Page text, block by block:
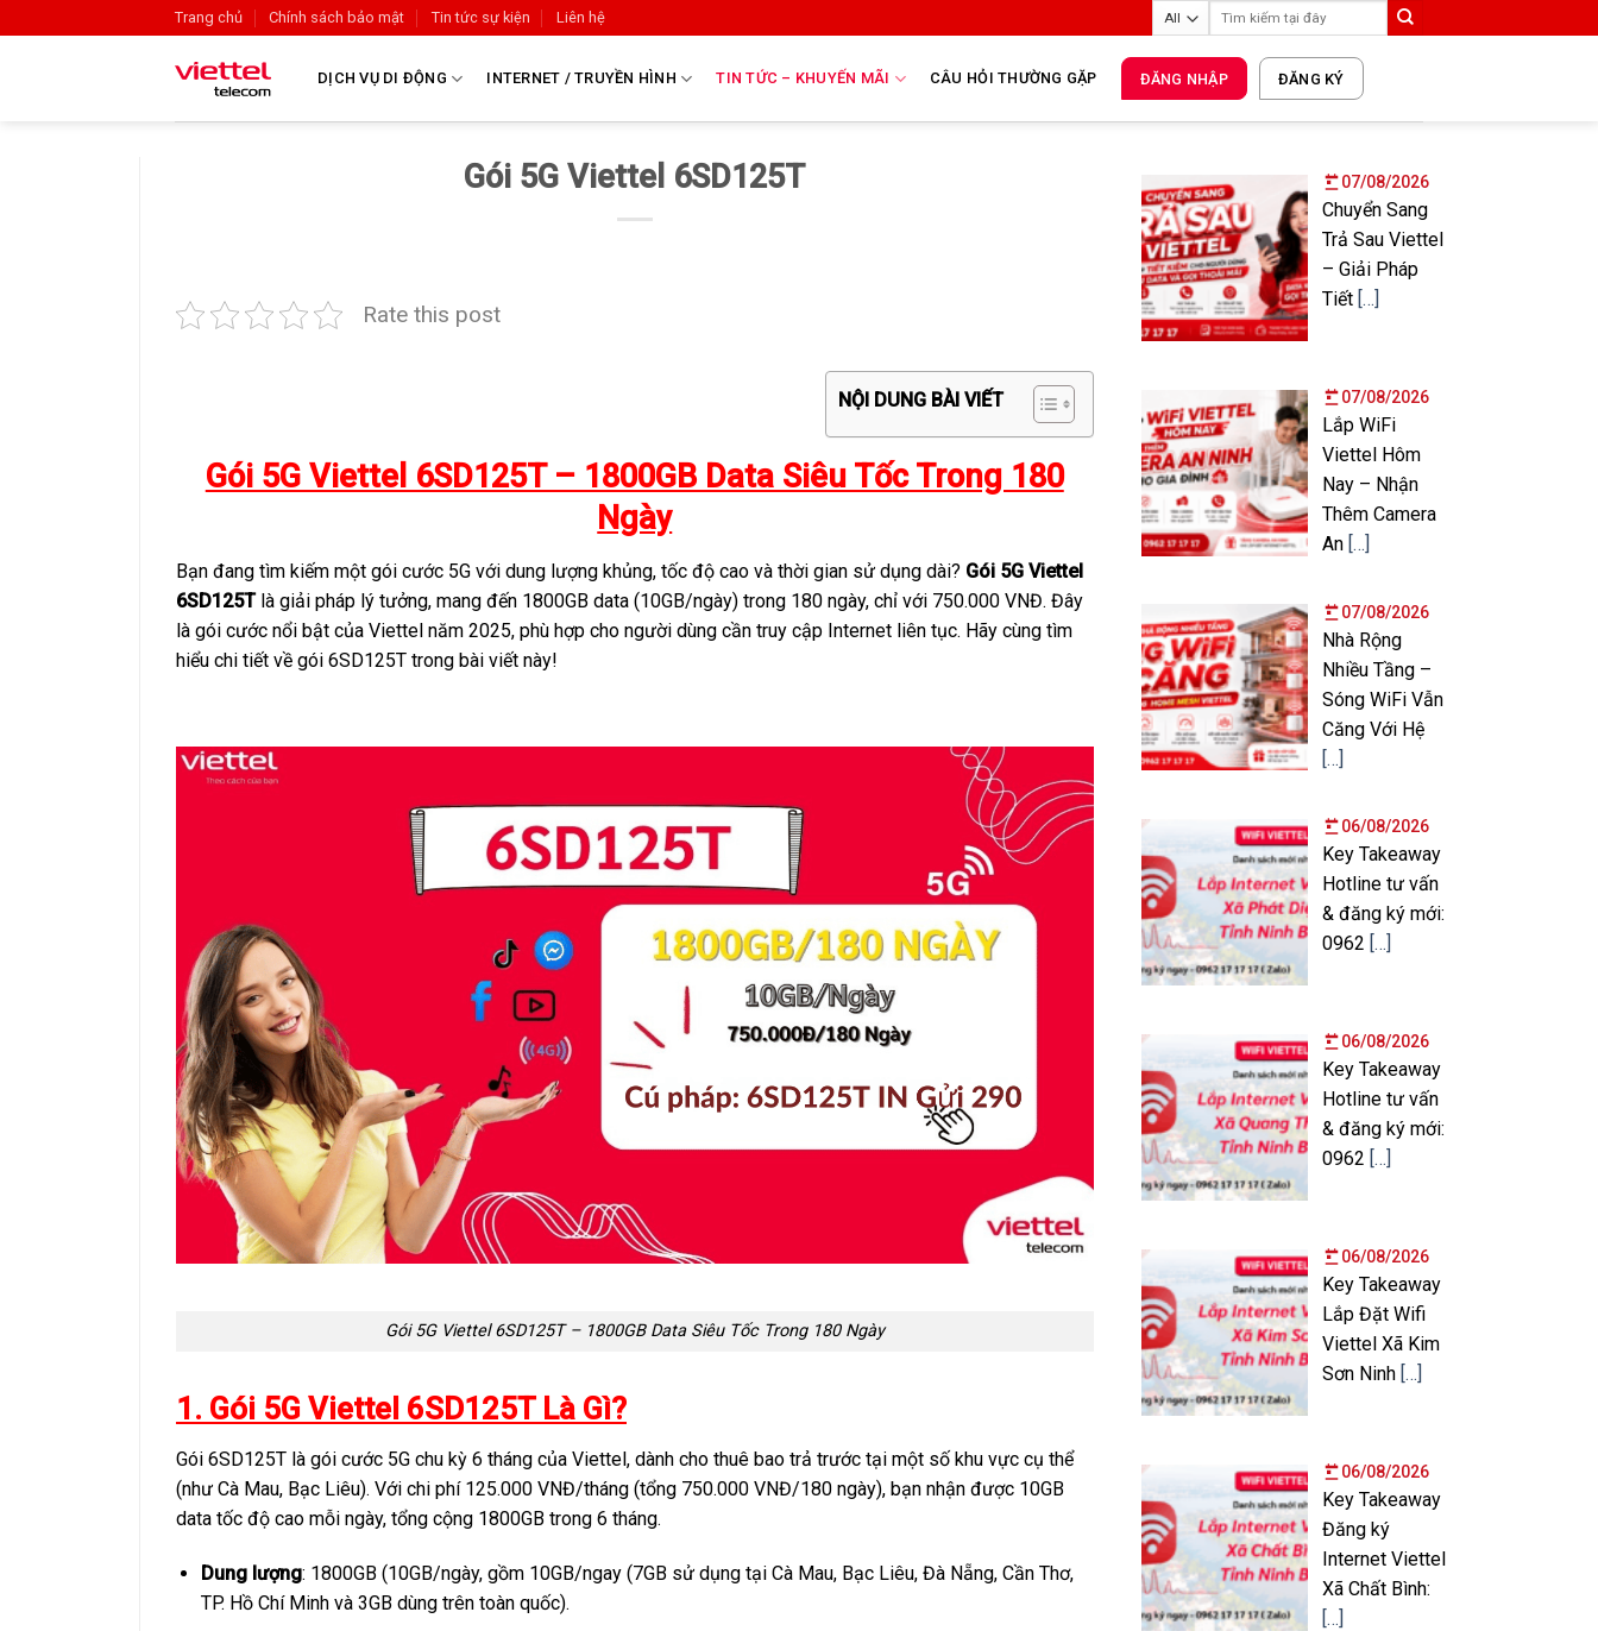
Trang chủ Chính sách bảo mật Tin tức sự kiện Liên hệ
DỊCH VỤ DI ĐỘNG INTERNET / TRUYỀN HÌNH TIN TỨC – KHUYẾN MÃI CÂU HỎI THƯỜNG GẶP ĐĂNG NHẬP ĐĂNG KÝ
07/08/2026
Chuyển Sang
Trả Sau Viettel
– Giải Pháp
Tiết […]
07/08/2026
Lắp WiFi
Viettel Hôm
Nay – Nhận
Thêm Camera
An […]
07/08/2026
Nhà Rộng
Nhiều Tầng –
Sóng WiFi Vẫn
Căng Với Hệ
[…]
06/08/2026
Key Takeaway
Hotline tư vấn
& đăng ký mới:
0962 […]
06/08/2026
Key Takeaway
Hotline tư vấn
& đăng ký mới:
0962 […]
06/08/2026
Key Takeaway
Lắp Đặt Wifi
Viettel Xã Kim
Sơn Ninh […]
06/08/2026
Key Takeaway
Đăng ký
Internet Viettel
Xã Chất Bình:
[…]
Gói 5G Viettel 6SD125T
Rate this post
NỘI DUNG BÀI VIẾT
Gói 5G Viettel 6SD125T – 1800GB Data Siêu Tốc Trong 180
Ngày
Bạn đang tìm kiếm một gói cước 5G với dung lượng khủng, tốc độ cao và thời gian sử dụng dài? Gói 5G Viettel
6SD125Tlà giải pháp lý tưởng, mang đến 1800GB data (10GB/ngày) trong 180 ngày, chỉ với 750.000 VNĐ. Đây
là gói cước nổi bật của Viettel năm 2025, phù hợp cho người dùng cần truy cập Internet liên tục. Hãy cùng tìm
hiểu chi tiết về gói 6SD125T trong bài viết này!
Gói 5G Viettel 6SD125T – 1800GB Data Siêu Tốc Trong 180 Ngày
1. Gói 5G Viettel 6SD125T Là Gì?
Gói 6SD125T là gói cước 5G chu kỳ 6 tháng của Viettel, dành cho thuê bao trả trước tại một số khu vực cụ thể
(như Cà Mau, Bạc Liêu). Với chi phí 125.000 VNĐ/tháng (tổng 750.000 VNĐ/180 ngày), bạn nhận được 10GB
data tốc độ cao mỗi ngày, tổng cộng 1800GB trong 6 tháng.
Dung lượng: 1800GB (10GB/ngày, gồm 10GB/ngay (7GB sử dụng tại Cà Mau, Bạc Liêu, Đà Nẵng, Cần Thơ,
TP. Hồ Chí Minh và 3GB dùng trên toàn quốc).